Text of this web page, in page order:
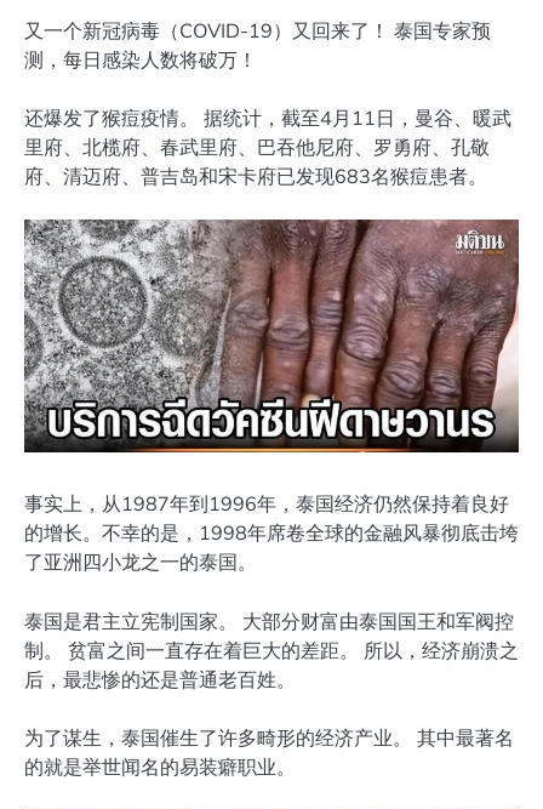
又一个新冠病毒（COVID-19）又回来了！ 泰国专家预
测，每日感染人数将破万！
还爆发了猴痘疫情。 据统计，截至4月11日，曼谷、暖武
里府、北榄府、春武里府、巴吞他尼府、罗勇府、孔敬
府、清迈府、普吉岛和宋卡府已发现683名猴痘患者。
事实上，从1987年到1996年，泰国经济仍然保持着良好
的增长。不幸的是，1998年席卷全球的金融风暴彻底击垮
了亚洲四小龙之一的泰国。
泰国是君主立宪制国家。 大部分财富由泰国国王和军阀控
制。 贫富之间一直存在着巨大的差距。 所以，经济崩溃之
后，最悲惨的还是普通老百姓。
为了谋生，泰国催生了许多畸形的经济产业。 其中最著名
的就是举世闻名的易装癖职业。